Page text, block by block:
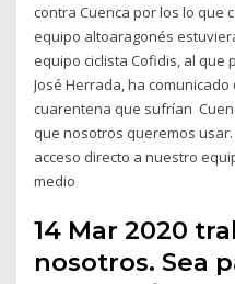
contra Cuenca por los lo que
equipo altoaragonés
equipo ciclista Cofidis, al que
José Herrada, ha
cuarentena que sufrían
que nosotros queremos
acceso directo a nuestro
medio
14 Mar 2020
nosotros. Sea